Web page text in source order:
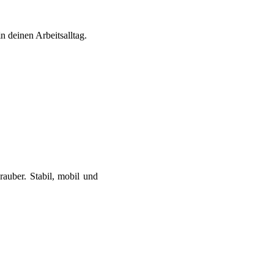
deinen Arbeitsalltag.
Stabil, mobil und